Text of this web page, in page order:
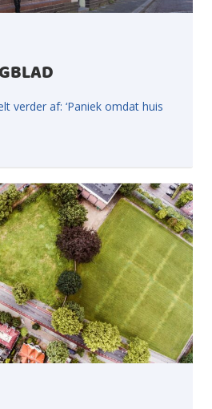
verder af: ‘Paniek omdat huis